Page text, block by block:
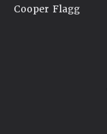
Cooper Flagg